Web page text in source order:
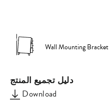
Wall Mounting Bracket
دليل تجميع المنتج
Download